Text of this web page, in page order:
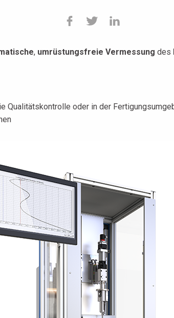
, umrüstungsfreie Vermessung des
Qualitätskontrolle oder in der
中文 (Chinese)